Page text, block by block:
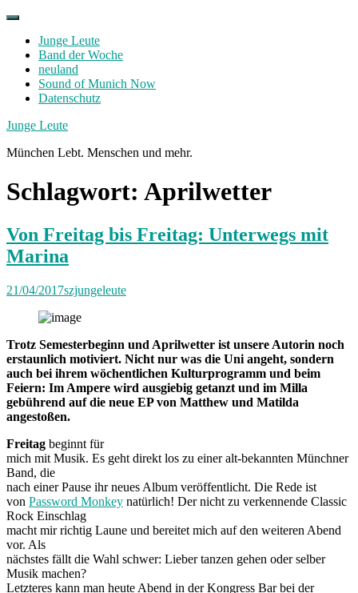
Skip
contentJunge Leute
Band der Woche
neuland
Sound of Munich Now
Datenschutz
Facebook
Twitter
Instagram
Junge Leute
München Lebt. Menschen und mehr.
Schlagwort: Aprilwetter
Von Freitag bis Freitag: Unterwegs mit
Marina
21/04/2017szjungeleute
Trotz Semesterbeginn und Aprilwetter ist unsere Autorin noch
erstaunlich motiviert. Nicht nur was die Uni angeht, sondern
auch bei ihrem wöchentlichen Kulturprogramm und beim
Feiern: Im Ampere wird ausgiebig getanzt und im Milla
gebührend auf die neue EP von Matthew und Matilda
angestoßen.
Freitag beginnt für
mich mit Musik. Es geht direkt los zu einer alt-bekannten Münchner
Band, die
nach einer Pause ihr neues Album veröffentlicht. Die Rede ist
von Password Monkey natürlich! Der nicht zu verkennende Classic
Rock Einschlag
macht mir richtig Laune und bereitet mich auf den weiteren Abend
vor. Als
nächstes fällt die Wahl schwer: Lieber tanzen gehen oder selber
Musik machen?
Letzteres kann man heute Abend in der Kongress Bar bei der